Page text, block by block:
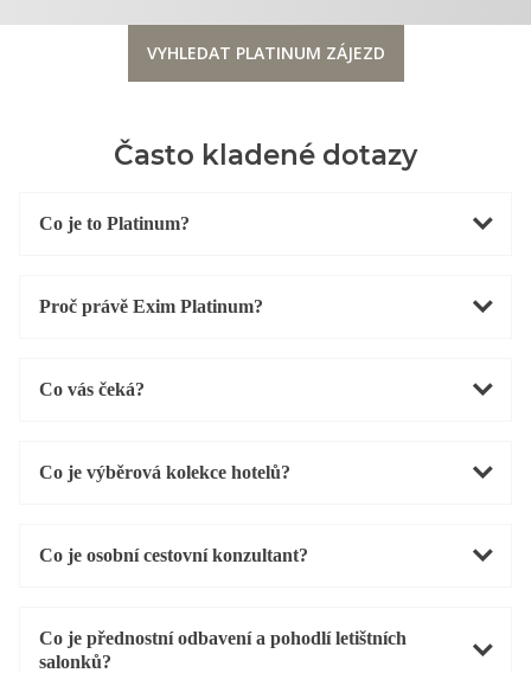
VYHLEDAT PLATINUM ZÁJEZD
Často kladené dotazy
Co je to Platinum?
Proč právě Exim Platinum?
Co vás čeká?
Co je výběrová kolekce hotelů?
Co je osobní cestovní konzultant?
Co je přednostní odbavení a pohodlí letištních
salonků?